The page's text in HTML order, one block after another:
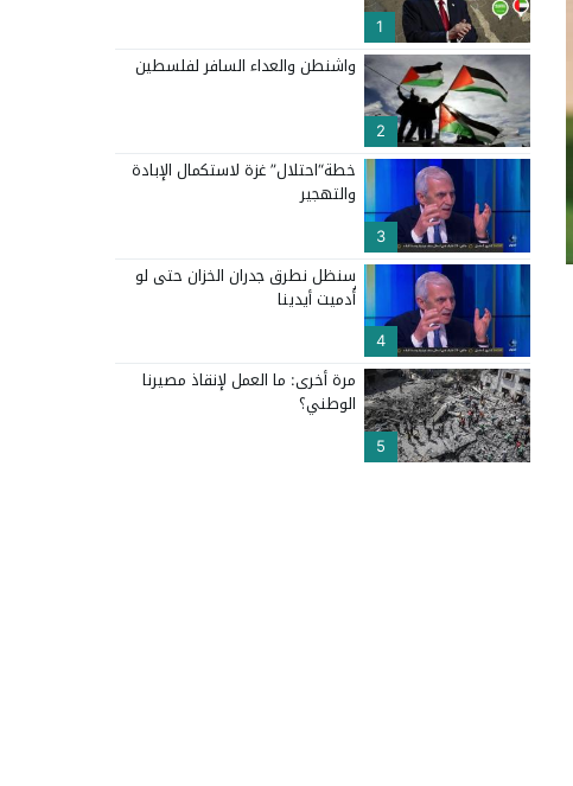
1
2
واشنطن والعداء السافر لفلسطين
3
خطة“احتلال” غزة لاستكمال الإبادة
والتهجير
4
سنظل نطرق جدران الخزان حتى لو
أُدميت أيدينا
5
مرة أخرى: ما العمل لإنقاذ مصيرنا
الوطني؟